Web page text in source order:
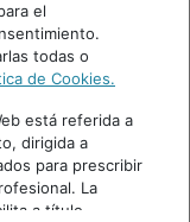
el
todas o
de Cookies.
está referida a
dirigida a
para prescribir
La
a título